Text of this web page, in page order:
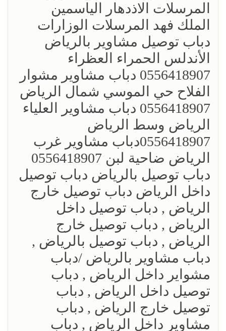
المرسلات الاذدهار الياسمين
الملك فهد المرسلات الوزارات
دباب توصيل مشاوير بالرياض
الأندلس الحمراء العظراء
0556418907 دباب مشاوير مشوار
الفلاح حي الموسي شمال الرياض
0556418907 دباب مشاوير العلياء
الرياض وسط الرياض
0556418907دباب مشاوير غرب
الرياض ضاحية لبن 0556418907
دباب توصيل بالرياض دباب توصيل
داخل الرياض دباب توصيل خارج
الرياض , دباب توصيل داخل
الرياض , دباب توصيل خارج
الرياض , دباب توصيل بالرياض ,
دباب مشاوير بالرياض /دباب
مشواير داخل الرياض , دباب
توصيل داخل الرياض , دباب
توصيل خارج الرياض , دباب
مشاوير داخل الرياض , دباب